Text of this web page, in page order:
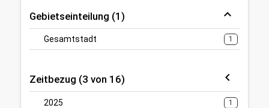
Gebietseinteilung (1)
Gesamtstadt 1
Zeitbezug (3 von 16)
2025 1